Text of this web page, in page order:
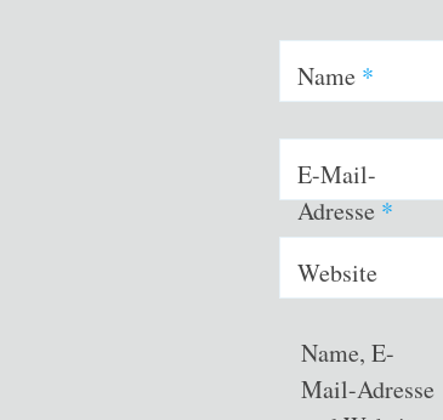
Name *
E-Mail-
Adresse*
Website
Name, E-
Mail-Adresse